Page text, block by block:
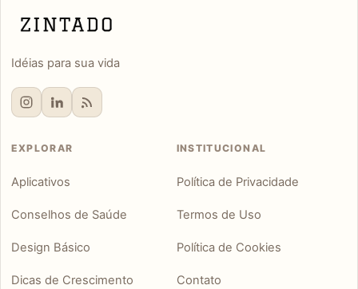
Idéias para sua vida
EXPLORAR
Aplicativos
Conselhos de Saúde
Design Básico
Dicas de Crescimento
INSTITUCIONAL
Política de Privacidade
Termos de Uso
Política de Cookies
Contato